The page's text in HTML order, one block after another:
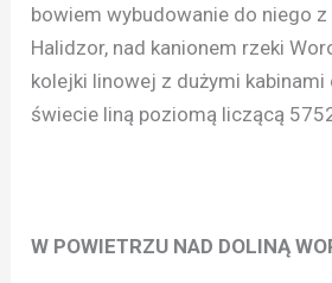
bowiem wybudowanie do niego
Halidzor, nad kanionem rzeki
kolejki linowej z dużymi kabinami
świecie liną poziomą liczącą
W POWIETRZU NAD DOLINĄ